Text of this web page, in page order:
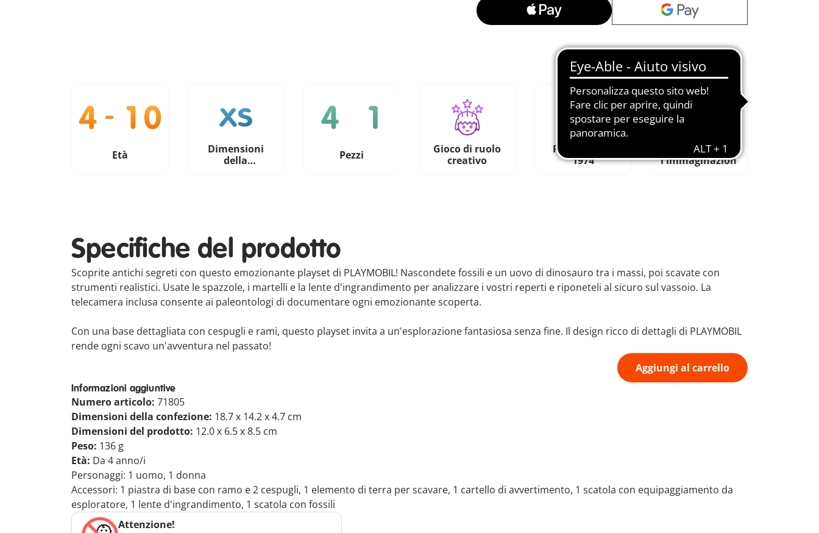
Età
Dimensioni
della
Pezzi
Gioco di ruolo
creativo
Prodotto dal
1974
Stimola
l'immaginazione
Specifiche del prodotto
Scoprite antichi segreti con questo emozionante playset di PLAYMOBIL! Nascondete fossili e un uovo di dinosauro tra i massi, poi scavate con
strumenti realistici. Usate le spazzole, i martelli e la lente d'ingrandimento per analizzare i vostri reperti e riponeteli al sicuro sul vassoio. La
telecamera inclusa consente ai paleontologi di documentare ogni emozionante scoperta.
Con una base dettagliata con cespugli e rami, questo playset invita a un'esplorazione fantasiosa senza fine. Il design ricco di dettagli di PLAYMOBIL
rende ogni scavo un'avventura nel passato!
Aggiungi al carrello
Informazioni aggiuntive
Numero articolo: 71805
Dimensioni della confezione: 18.7 x 14.2 x 4.7 cm
Dimensioni del prodotto: 12.0 x 6.5 x 8.5 cm
Peso: 136 g
Età: Da 4 anno/i
Personaggi: 1 uomo, 1 donna
Accessori: 1 piastra di base con ramo e 2 cespugli, 1 elemento di terra per scavare, 1 cartello di avvertimento, 1 scatola con equipaggiamento da
esploratore, 1 lente d'ingrandimento, 1 scatola con fossili
Attenzione!